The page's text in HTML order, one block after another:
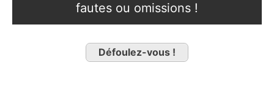
fautes ou omissions !
Défoulez-vous !